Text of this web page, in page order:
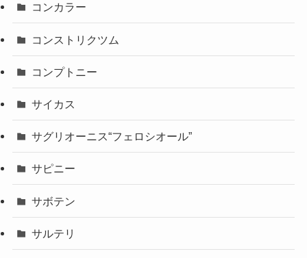
コンカラー
コンストリクツム
コンプトニー
サイカス
サグリオーニス“フェロシオール”
サピニー
サボテン
サルテリ